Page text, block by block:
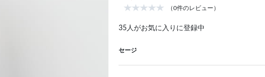
（0件のレビュー）
35人がお気に入りに登録中
セージ